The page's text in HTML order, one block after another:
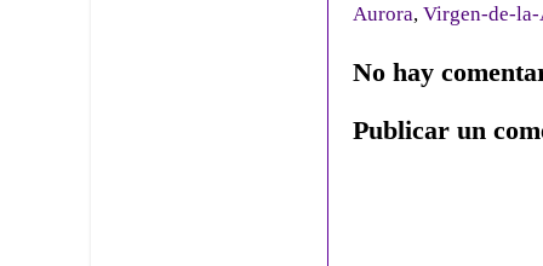
Aurora, Virgen-de-
No hay
Publicar un